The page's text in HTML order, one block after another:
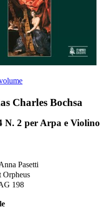
Charles Bochsa
N. 2 per Arpa e Violino
Pasetti
Orpheus
198